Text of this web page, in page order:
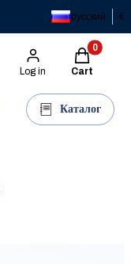
русский €
Log in
Products
Cart
Каталог